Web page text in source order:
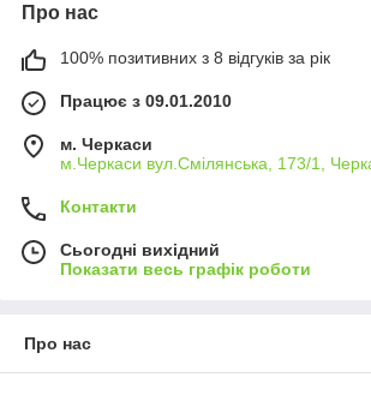
Про нас
100% позитивних з 8 відгуків за рік
Працює з 09.01.2010
м. Черкаси
м.Черкаси вул.Смілянська, 173/1,
Контакти
Сьогодні вихідний
Показати весь графік роботи
Про нас